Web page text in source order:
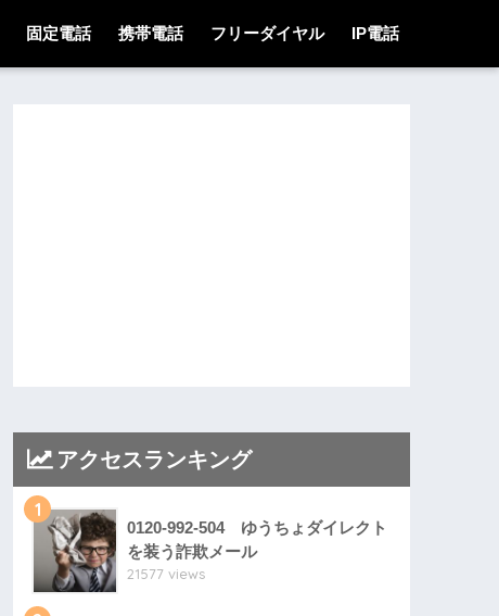
固定電話 携帯電話 フリーダイヤル IP電話
アクセスランキング
1
0120-992-504 ゆうちょダイレクト
を装う詐欺メール
21577 views